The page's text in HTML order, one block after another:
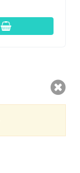
Ajouter au panier